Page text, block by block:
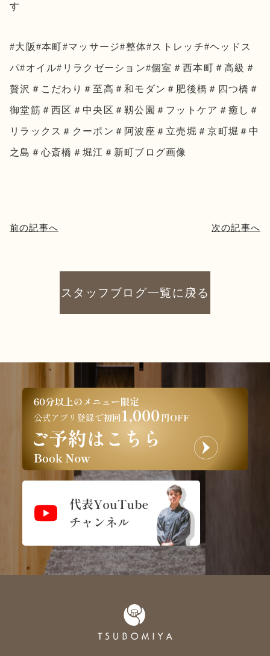
す
#大阪#本町#マッサージ#整体#ストレッチ#ヘッドス
パ#オイル#リラクゼーション#個室＃西本町＃高級＃
贅沢＃こだわり＃至高＃和モダン＃肥後橋＃四つ橋＃
御堂筋＃西区＃中央区＃靱公園＃フットケア＃癒し＃
リラックス＃クーポン＃阿波座＃立売堀＃京町堀＃中
之島＃心斎橋＃堀江＃新町ブログ画像
前の記事へ 次の記事へ
スタッフブログ一覧に戻る